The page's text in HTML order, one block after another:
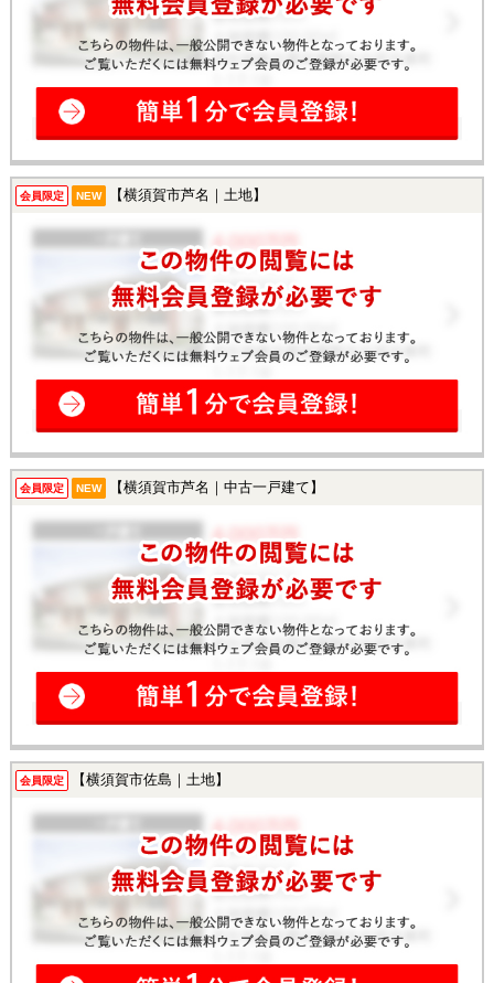
会員限定 NEW 【横須賀市芦名｜土地】
会員限定 NEW 【横須賀市芦名｜中古一戸建て】
会員限定 【横須賀市佐島｜土地】